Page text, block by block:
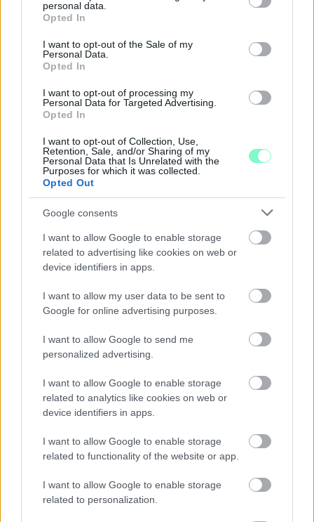
grant or deny consent to Google and its third-party tags to
use your data for below specified purposes in below Google
consent section.
personal data.
Opted In
I want to opt-out of the Sale of my
Personal Data.
Opted In
I want to opt-out of processing my
Personal Data for Targeted Advertising.
Opted In
I want to opt-out of Collection, Use,
Retention, Sale, and/or Sharing of my
Personal Data that Is Unrelated with the
Purposes for which it was collected.
Opted Out
Google consents
I want to allow Google to enable storage
related to advertising like cookies on web or
device identifiers in apps.
I want to allow my user data to be sent to
Google for online advertising purposes.
I want to allow Google to send me
personalized advertising.
I want to allow Google to enable storage
related to analytics like cookies on web or
device identifiers in apps.
I want to allow Google to enable storage
related to functionality of the website or app.
I want to allow Google to enable storage
related to personalization.
PIKNIK ITALOK: ÍZEK ÉS ÉLMÉNYEK A
SZABADBAN
Ahogy tavaszodik és a nap egyre tovább marad
velünk, sokaknak támad kedve kirándulni a
természetbe.
Szólj hozzá!
ÖRÖMHÍR: TÍZ ÉVE NEM VOLT ILYEN
ALACSONY AZ INFLÁCIÓ MAGYARORSZÁGON
éves összevetésben a fogyasztói árak, miközben az
élelmiszerek ára már csökkent.